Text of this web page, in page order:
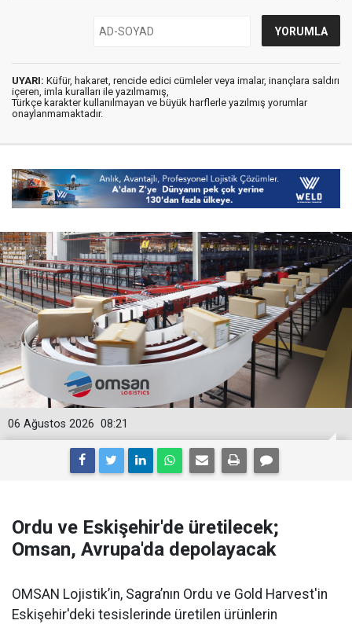
UYARI: Küfür, hakaret, rencide edici cümleler veya imalar, inançlara saldırı
içeren, imla kuralları ile yazılmamış,
Türkçe karakter kullanılmayan ve büyük harflerle yazılmış yorumlar
onaylanmamaktadır.
08:21
06 Ağustos 2026
Ordu ve Eskişehir'de üretilecek;
Omsan, Avrupa'da depolayacak
OMSAN Lojistik’in, Sagra’nın Ordu ve Gold Harvest'in
Eskişehir'deki tesislerinde üretilen ürünlerin